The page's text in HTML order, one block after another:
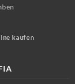
kaufen